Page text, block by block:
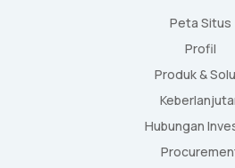
Peta Situs
Profil
Produk &
Hubungan